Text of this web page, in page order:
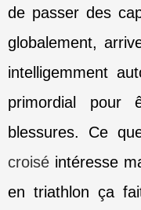
de passer des
globalement,
intelligemment
primordial pour
blessures. Ce
croisé intéresse
en triathlon ça